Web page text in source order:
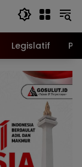
Legislatif